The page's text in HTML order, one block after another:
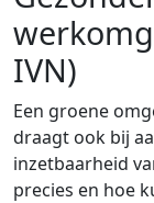
IVN)
Een groene
draagt ook bij
inzetbaarheid
precies en hoe